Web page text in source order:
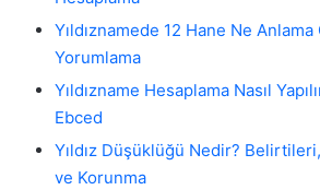
Yıldıznamede 12 Hane Ne Anlama
Yorumlama
Yıldızname Hesaplama Nasıl
Ebced
Yıldız Düşüklüğü Nedir?
ve Korunma